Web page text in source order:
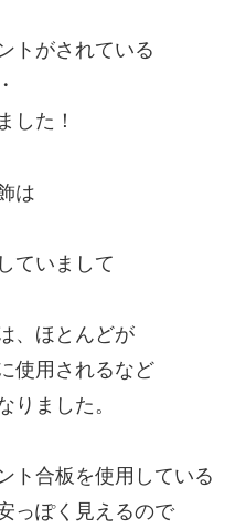
トがされている
した！
は
ていまして
、ほとんどが
使用されるなど
りました。
ト合板を使用している
っぽく見えるので